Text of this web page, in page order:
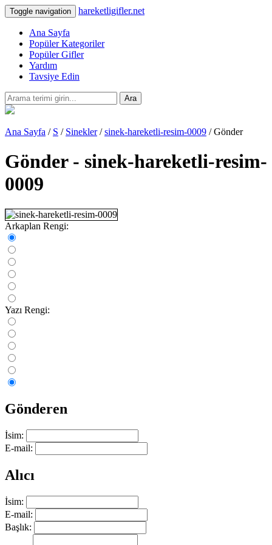
Toggle navigation hareketligifler.net
Ana Sayfa
Popüler Kategoriler
Popüler Gifler
Yardım
Tavsiye Edin
Ara
Ana Sayfa / S / Sinekler/sinek-hareketli-resim-0009 / Gönder
Gönder - sinek-hareketli-resim-
0009
Arkaplan Rengi:
Yazı Rengi:
Gönderen
İsim:
E-mail:
Alıcı
İsim:
E-mail:
Başlık: